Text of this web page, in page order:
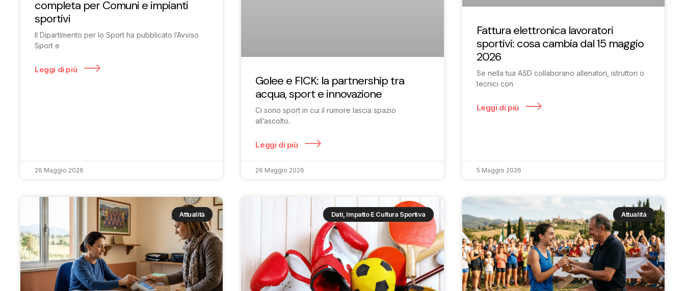
completa per Comuni e impianti
sportivi
Il Dipartimento per lo Sport ha pubblicato l’Avviso
Sport e
Leggi di più
26 Maggio 2026
Golee e FICK: la partnership tra
acqua, sport e innovazione
Ci sono sport in cui il rumore lascia spazio
all’ascolto.
Leggi di più
26 Maggio 2026
Fattura elettronica lavoratori
sportivi: cosa cambia dal 15 maggio
2026
Se nella tua ASD collaborano allenatori, istruttori o
tecnici con
Leggi di più
5 Maggio 2026
Attualità Dati, Impatto E Cultura Sportiva Attualità